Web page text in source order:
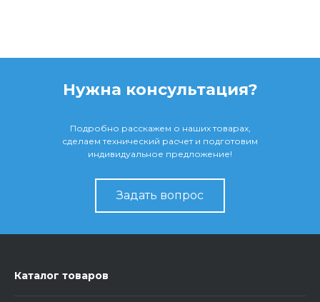
Нужна консультация?
Подробно расскажем о наших товарах,
сделаем технический расчет и подготовим
индивидуальное предложение!
Задать вопрос
Каталог товаров